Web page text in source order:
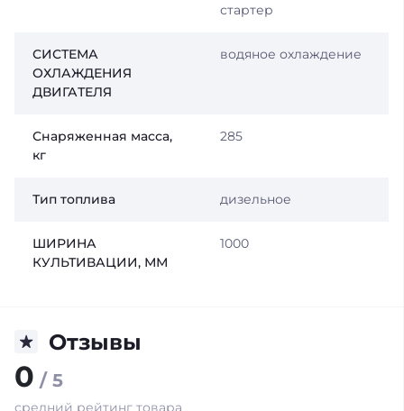
стартер
СИСТЕМА
ОХЛАЖДЕНИЯ
ДВИГАТЕЛЯ
водяное охлаждение
Снаряженная масса,
кг
285
Тип топлива дизельное
ШИРИНА
КУЛЬТИВАЦИИ, ММ
1000
Отзывы
0 / 5
средний рейтинг товара